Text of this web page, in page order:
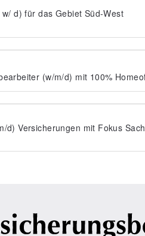
d) für das Gebiet Süd-West
(w/m/d) mit 100%
d) Versicherungen mit Fokus